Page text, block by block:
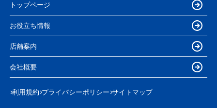
トップページ
お役立ち情報
店舗案内
会社概要
利用規約 プライバシーポリシー サイトマップ